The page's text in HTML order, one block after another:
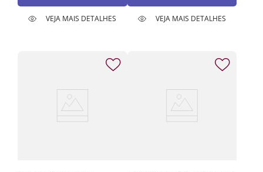
VEJA MAIS DETALHES VEJA MAIS DETALHES